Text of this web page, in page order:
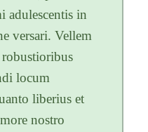
adulescentis in
versari. Vellem
locum
liberius et
nostro